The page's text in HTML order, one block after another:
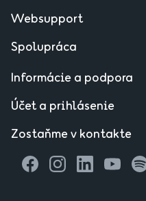
Websupport
Spolupráca
Informácie a podpora
Účet a prihlásenie
Zostaňme v kontakte